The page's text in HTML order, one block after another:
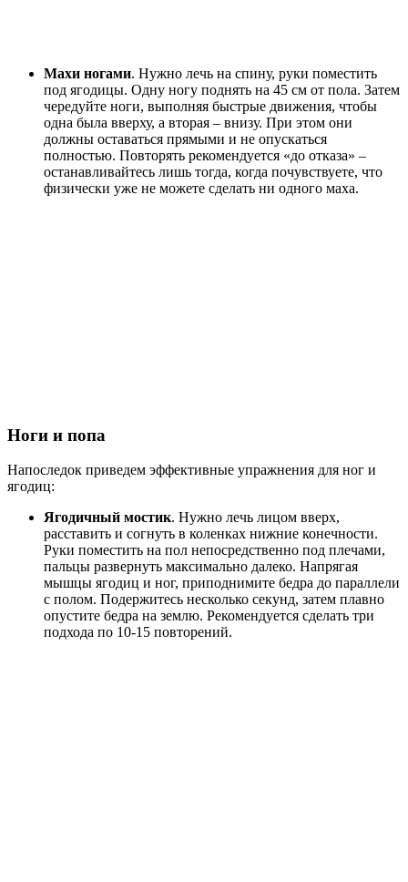
Махи ногами. Нужно лечь на спину, руки поместить
под ягодицы. Одну ногу поднять на 45 см от пола. Затем
чередуйте ноги, выполняя быстрые движения, чтобы
одна была вверху, а вторая – внизу. При этом они
должны оставаться прямыми и не опускаться
полностью. Повторять рекомендуется «до отказа» –
останавливайтесь лишь тогда, когда почувствуете, что
физически уже не можете сделать ни одного маха.
Ноги и попа
Напоследок приведем эффективные упражнения для ног и
ягодиц:
Ягодичный мостик. Нужно лечь лицом вверх,
расставить и согнуть в коленках нижние конечности.
Руки поместить на пол непосредственно под плечами,
пальцы развернуть максимально далеко. Напрягая
мышцы ягодиц и ног, приподнимите бедра до параллели
с полом. Подержитесь несколько секунд, затем плавно
опустите бедра на землю. Рекомендуется сделать три
подхода по 10-15 повторений.